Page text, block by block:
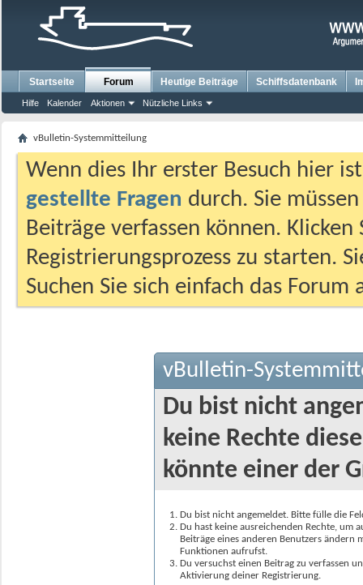
Startseite Forum
Hilfe Kalender Aktionen Nützliche Links
Heutige Beiträge Schiffsdatenbank
vBulletin-Systemmitteilung
Wenn dies Ihr erster Besuch hier
gestellte Fragen durch. Sie
Beiträge verfassen können.
Registrierungsprozess zu starten.
Suchen Sie sich einfach das
vBulletin-
Du bist nicht
keine Rechte
könnte einer der
Du bist nicht angemeldet. Bitte fülle die
Du hast keine ausreichenden Rechte, um
Beiträge eines anderen Benutzers
Funktionen aufrufst.
Du versuchst einen Beitrag zu verfassen
Aktivierung deiner Registrierung.